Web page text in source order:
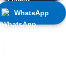
WhatsApp